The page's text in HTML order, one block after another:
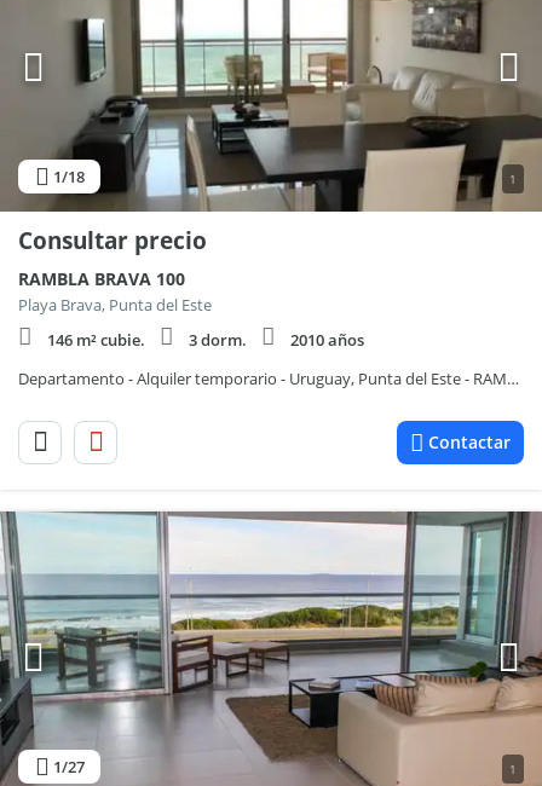
1/18 1
Consultar precio
RAMBLA BRAVA 100
Playa Brava, Punta del Este
146 m² cubie.
3 dorm.
2010 años
Departamento - Alquiler temporario - Uruguay, Punta del Este - RAMBLA BRAVA 100
Contactar
1/27 1